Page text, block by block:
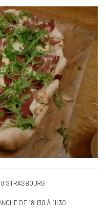
STRASBOURG
DE 18H30 À 1H30